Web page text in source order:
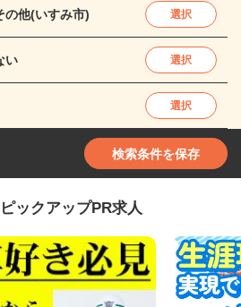
の他(いすみ市) 選択
い 選択
選択
検索条件を保存
ックアップPR求人